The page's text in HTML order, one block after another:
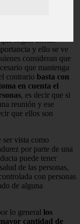
en cualquier
negativo,
según dichas
y ello se ve
consideran que
que mantenga
contrario basta con
en cuenta el
, es decir que si
reunión y ese
que ellos son
ser vista como
por parte de una
puede tener
de las personas,
con personas
de alguna
lo general los
cantidad de